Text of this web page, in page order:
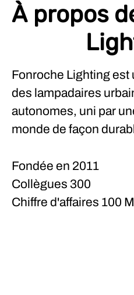
À propos
Fonroche Lighting est
des lampadaires
autonomes, uni par
monde de façon
Fondée en 2011
Collègues 300
Chiffre d'affaires 100